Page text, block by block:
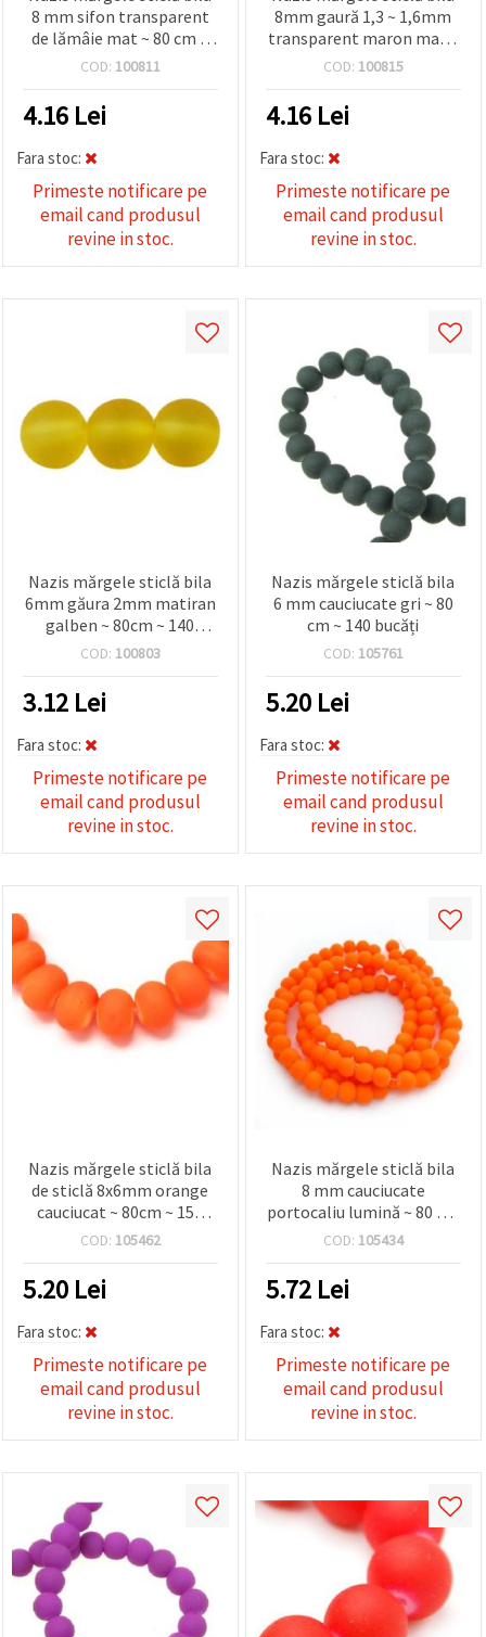
8 mm sifon transparent
de lămâie mat ~ 80 cm ~
105 bucăți
COD: 100811
4.16 Lei
Fara stoc:
Primeste notificare pe
email cand produsul
revine in stoc.
8mm gaură 1,3 ~ 1,6mm
transparent maron mat ~
80cm ~ 105 bucăți
COD: 100815
4.16 Lei
Fara stoc:
Primeste notificare pe
email cand produsul
revine in stoc.
Nazis mărgele sticlă bila
6mm găura 2mm matiran
galben ~ 80cm ~ 140
bucăți
COD: 100803
3.12 Lei
Fara stoc:
Primeste notificare pe
email cand produsul
revine in stoc.
Nazis mărgele sticlă bila
6 mm cauciucate gri ~ 80
cm ~ 140 bucăți
COD: 105761
5.20 Lei
Fara stoc:
Primeste notificare pe
email cand produsul
revine in stoc.
Nazis mărgele sticlă bila
de sticlă 8x6mm orange
cauciucat ~ 80cm ~ 150
buc
COD: 105462
5.20 Lei
Fara stoc:
Primeste notificare pe
email cand produsul
revine in stoc.
Nazis mărgele sticlă bila
8 mm cauciucate
portocaliu lumină ~ 80 cm
~ 105 bucăți
COD: 105434
5.72 Lei
Fara stoc:
Primeste notificare pe
email cand produsul
revine in stoc.